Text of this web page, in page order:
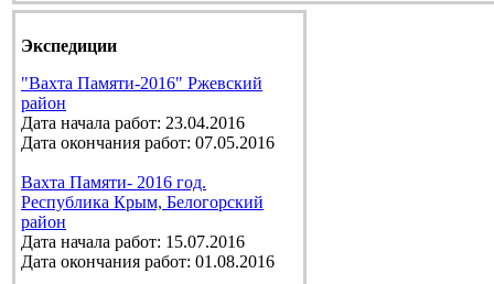
Экспедиции
"Вахта Памяти-2016" Ржевский
район
Дата начала работ: 23.04.2016
Дата окончания работ: 07.05.2016
Вахта Памяти- 2016 год.
Республика Крым, Белогорский
район
Дата начала работ: 15.07.2016
Дата окончания работ: 01.08.2016